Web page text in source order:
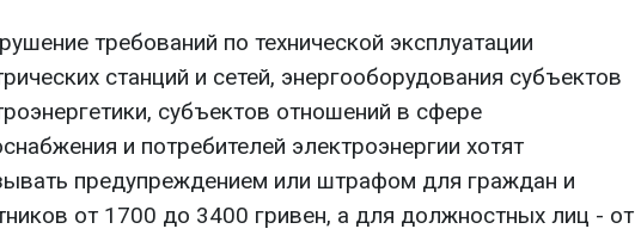
требований по технической эксплуатации
станций и сетей, энергооборудования субъектов
субъектов отношений в сфере
и потребителей электроэнергии хотят
предупреждением или штрафом для граждан и
от 1700 до 3400 гривен, а для должностных лиц - от